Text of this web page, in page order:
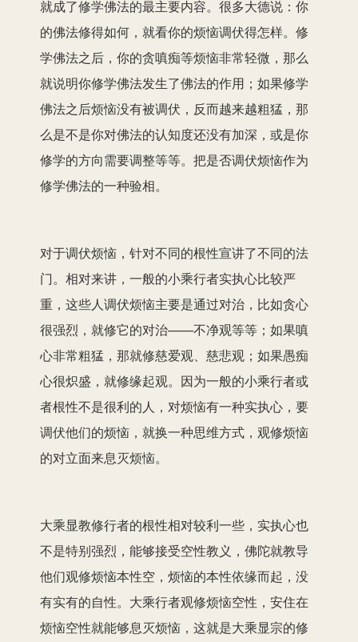
就成了修学佛法的最主要内容。很多大德说：你
的佛法修得如何，就看你的烦恼调伏得怎样。修
学佛法之后，你的贪嗔痴等烦恼非常轻微，那么
就说明你修学佛法发生了佛法的作用；如果修学
佛法之后烦恼没有被调伏，反而越来越粗猛，那
么是不是你对佛法的认知度还没有加深，或是你
修学的方向需要调整等等。把是否调伏烦恼作为
修学佛法的一种验相。
对于调伏烦恼，针对不同的根性宣讲了不同的法
门。相对来讲，一般的小乘行者实执心比较严
重，这些人调伏烦恼主要是通过对治，比如贪心
很强烈，就修它的对治——不净观等等；如果嗔
心非常粗猛，那就修慈爱观、慈悲观；如果愚痴
心很炽盛，就修缘起观。因为一般的小乘行者或
者根性不是很利的人，对烦恼有一种实执心，要
调伏他们的烦恼，就换一种思维方式，观修烦恼
的对立面来息灭烦恼。
大乘显教修行者的根性相对较利一些，实执心也
不是特别强烈，能够接受空性教义，佛陀就教导
他们观修烦恼本性空，烦恼的本性依缘而起，没
有实有的自性。大乘行者观修烦恼空性，安住在
烦恼空性就能够息灭烦恼，这就是大乘显宗的修